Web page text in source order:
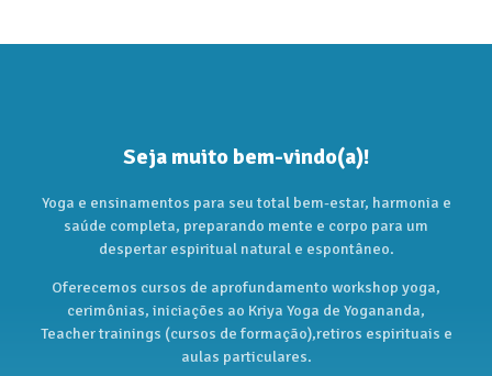
Seja muito bem-vindo(a)!
Yoga e ensinamentos para seu total bem-estar, harmonia e
saúde completa, preparando mente e corpo para um
despertar espiritual natural e espontâneo.
Oferecemos cursos de aprofundamento workshop yoga,
cerimônias, iniciações ao Kriya Yoga de Yogananda,
Teacher trainings (cursos de formação),retiros espirituais e
aulas particulares.